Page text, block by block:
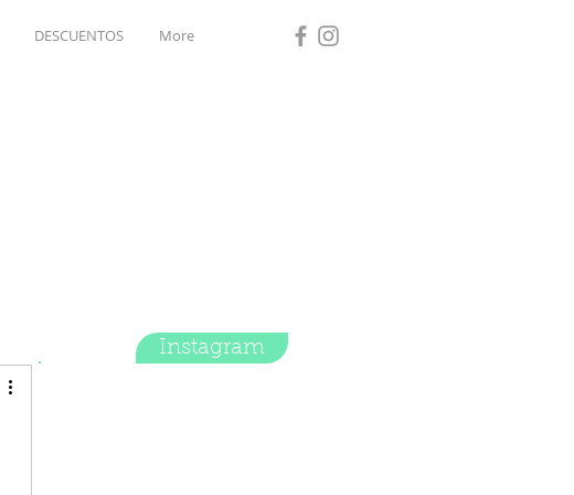
DESCUENTOS More
Instagram